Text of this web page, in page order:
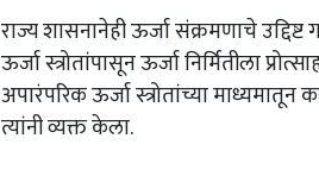
राज्यशासनानेहीऊर्जासंक्रमणाचेउद्दिष्ट
ऊर्जास्त्रोतांपासूनऊर्जानिर्मितीला
अपारंपरिकऊर्जास्त्रोतांच्यामाध्यमातून
त्यांनीव्यक्तकेला.